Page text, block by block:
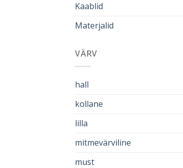
Kaablid
Materjalid
VÄRV
hall
kollane
lilla
mitmevärviline
must